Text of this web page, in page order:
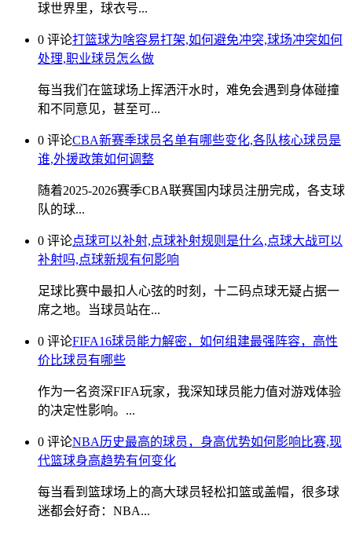
球世界里，球衣号...
0 评论打篮球为啥容易打架,如何避免冲突,球场冲突如何
处理,职业球员怎么做
每当我们在篮球场上挥洒汗水时，难免会遇到身体碰撞
和不同意见，甚至可...
0 评论CBA新赛季球员名单有哪些变化,各队核心球员是
谁,外援政策如何调整
随着2025-2026赛季CBA联赛国内球员注册完成，各支球
队的球...
0 评论点球可以补射,点球补射规则是什么,点球大战可以
补射吗,点球新规有何影响
足球比赛中最扣人心弦的时刻，十二码点球无疑占据一
席之地。当球员站在...
0 评论FIFA16球员能力解密，如何组建最强阵容，高性
价比球员有哪些
作为一名资深FIFA玩家，我深知球员能力值对游戏体验
的决定性影响。...
0 评论NBA历史最高的球员，身高优势如何影响比赛,现
代篮球身高趋势有何变化
每当看到篮球场上的高大球员轻松扣篮或盖帽，很多球
迷都会好奇：NBA...